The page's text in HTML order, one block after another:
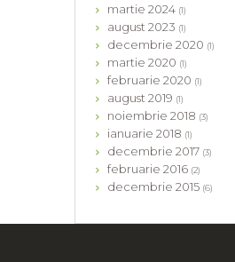
martie2024 (1)
august2023 (1)
decembrie2020 (1)
martie2020 (1)
februarie2020 (1)
august2019 (1)
noiembrie2018 (3)
ianuarie2018 (1)
decembrie2017 (3)
februarie2016 (2)
decembrie2015 (6)